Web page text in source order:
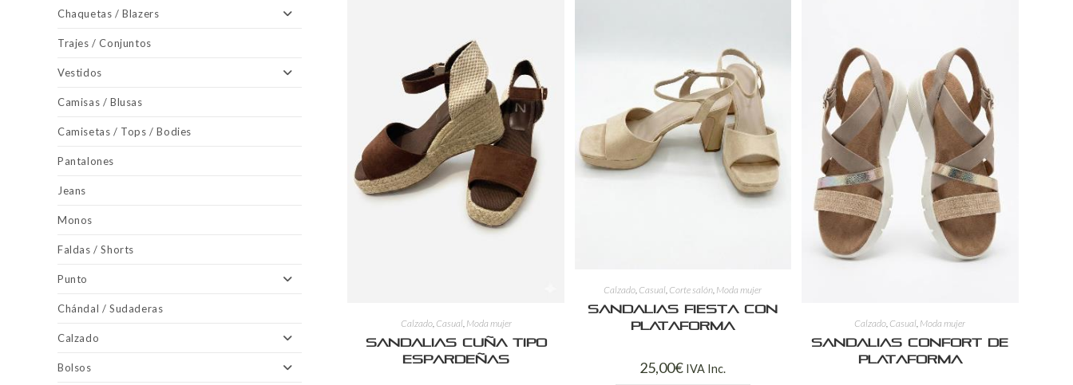
Calzado, Casual, Moda mujer
Sandalias Cuña Tipo
Espardeñas
Calzado Casual Corte salón Moda mujer
Sandalias Fiesta con
Plataforma
25,00€ IVA Inc.
Calzado, Casual, Moda mujer
Sandalias Confort de
Plataforma
Chaquetas / Blazers
Trajes / Conjuntos
Vestidos
Camisas / Blusas
Camisetas / Tops / Bodies
Pantalones
Jeans
Monos
Faldas / Shorts
Punto
Chándal / Sudaderas
Calzado
Bolsos